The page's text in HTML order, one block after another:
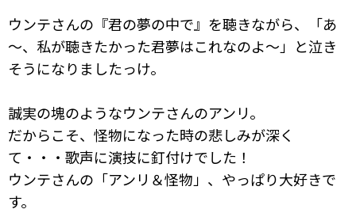
ウンテさんの『君の夢の中で』を聴きながら、「あ
～、私が聴きたかった君夢はこれなのよ～」と泣き
そうになりましたっけ。
誠実の塊のようなウンテさんのアンリ。
だからこそ、怪物になった時の悲しみが深く
て・・・歌声に演技に釘付けでした！
ウンテさんの「アンリ＆怪物」、やっぱり大好きで
す。